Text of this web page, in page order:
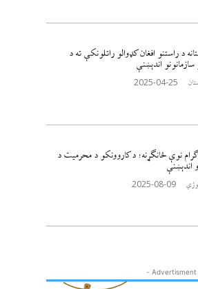
د راستنو افغان کډوالو راتلونکې ته د
سازمانونو اندېښنې
2025-04-25
نوې ځانګړنه؛ د کاروونکو د محرمیت د
اندېښنې
2025-08-09